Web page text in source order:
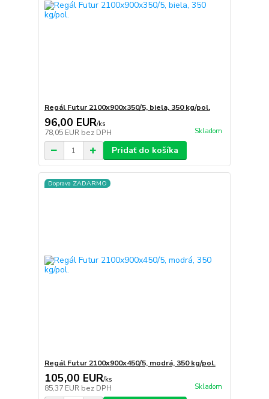
Regál Futur 2100x900x350/5, biela, 350 kg/pol.
96,00 EUR/ks
78,05 EUR bez DPH Skladom
Pridať do košíka
Doprava ZADARMO
Regál Futur 2100x900x450/5, modrá, 350 kg/pol.
105,00 EUR/ks
85,37 EUR bez DPH Skladom